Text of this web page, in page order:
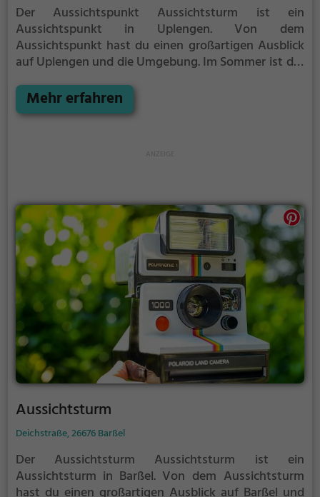
Der Aussichtspunkt Aussichtsturm ist ein
Aussichtspunkt in Uplengen. Von dem
Aussichtspunkt hast du einen großartigen Ausblick
auf Uplengen und die Umgebung.Im Sommer ist der
Ausflugsziel für Familienausflüge, Wanderungen
oder zum Picknicken und lockt an warmen und
Mehr erfahren
Aussichtsturm
Deichstraße, 26676 Barßel
Der Aussichtsturm Aussichtsturm ist ein
Aussichtsturm in Barßel. Von dem Aussichtsturm
hast du einen großartigen Ausblick auf Barßel und